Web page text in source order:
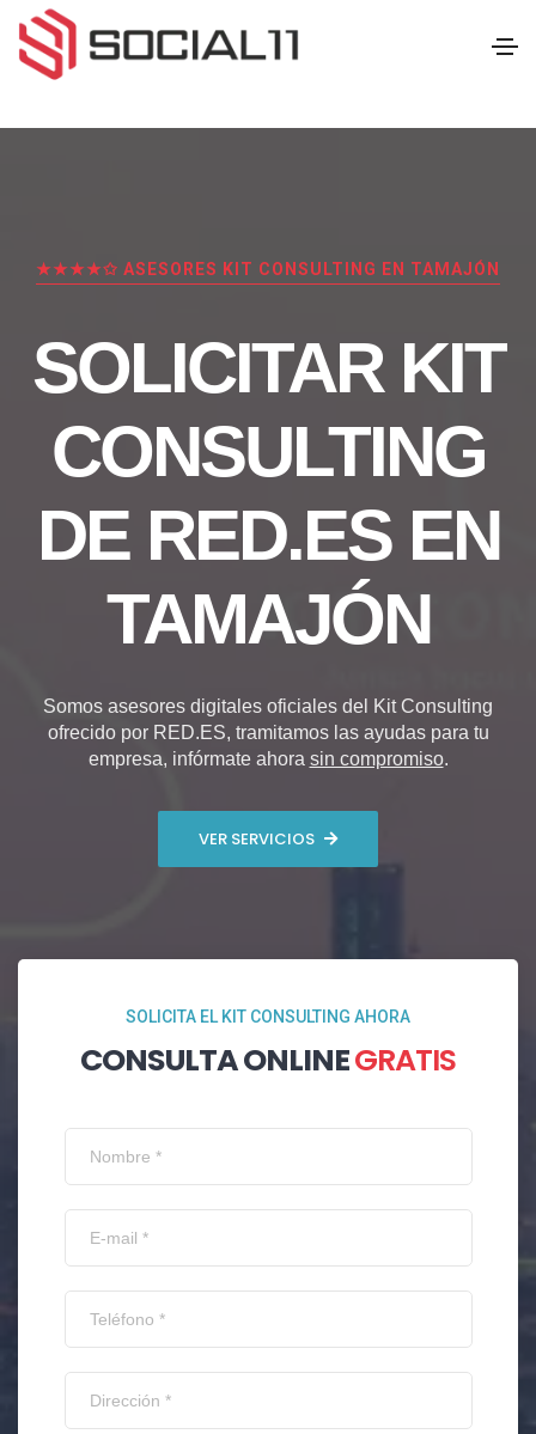
★★★★✩ ASESORES KIT CONSULTING EN TAMAJÓN
SOLICITAR KIT
CONSULTING
DE RED.ES EN
TAMAJÓN
Somos asesores digitales oficiales del Kit Consulting
ofrecido por RED.ES, tramitamos las ayudas para tu
empresa, infórmate ahora sin compromiso.
VER SERVICIOS
SOLICITA EL KIT CONSULTING AHORA
CONSULTA ONLINEGRATIS